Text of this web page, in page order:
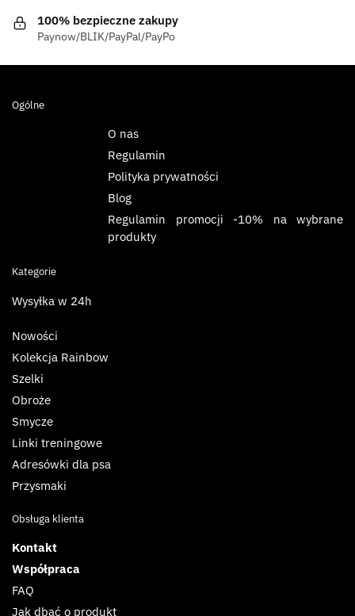
100% bezpieczne zakupy
Paynow/BLIK/PayPal/PayPo
Ogólne
O nas
Regulamin
Polityka prywatności
Blog
Regulamin promocji -10% na wybrane
produkty
Kategorie
Wysyłka w 24h
Nowości
Kolekcja Rainbow
Szelki
Obroże
Smycze
Linki treningowe
Adresówki dla psa
Przysmaki
Obsługa klienta
Kontakt
Współpraca
FAQ
Jak dbać o produkt